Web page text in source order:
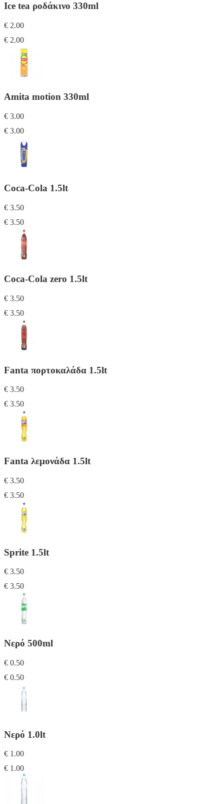
Ice tea ροδάκινο 330ml
€ 2.00
€ 2.00
Amita motion 330ml
€ 3.00
€ 3.00
Coca-Cola 1.5lt
€ 3.50
€ 3.50
Coca-Cola zero 1.5lt
€ 3.50
€ 3.50
Fanta πορτοκαλάδα 1.5lt
€ 3.50
€ 3.50
Fanta λεμονάδα 1.5lt
€ 3.50
€ 3.50
Sprite 1.5lt
€ 3.50
€ 3.50
Νερό 500ml
€ 0.50
€ 0.50
Νερό 1.0lt
€ 1.00
€ 1.00